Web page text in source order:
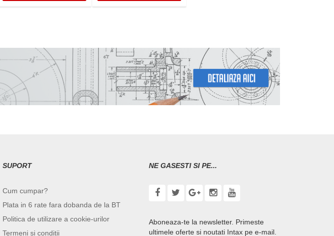
SUPORT
Cum cumpar?
Plata in 6 rate fara dobanda de la BT
Politica de utilizare a cookie-urilor
Termeni si conditii
NE GASESTI SI PE...
Aboneaza-te la newsletter. Primeste
ultimele oferte si noutati Intax pe e-mail.